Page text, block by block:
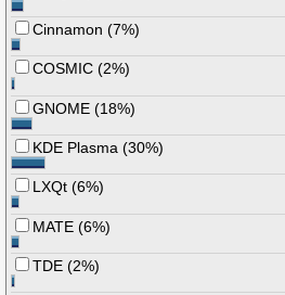
Cinnamon (7%)
COSMIC (2%)
GNOME (18%)
KDE Plasma (30%)
LXQt (6%)
MATE (6%)
TDE (2%)